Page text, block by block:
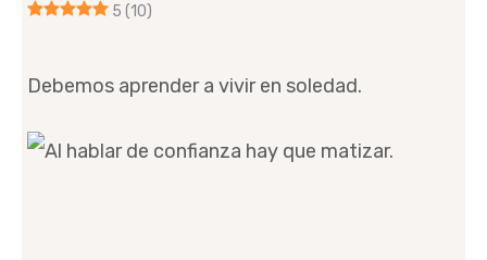
5 (10)
Debemos aprender a vivir en soledad.